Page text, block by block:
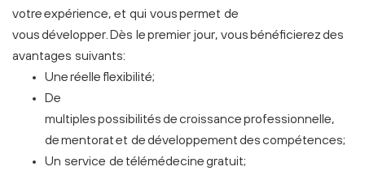
votre expérience, et qui vous permet de
vous développer. Dès le premier jour, vous bénéficierez des
avantages suivants:
Une réelle flexibilité;
De
multiples possibilités de croissance professionnelle,
de mentorat et de développement des compétences;
Un service de télémédecine gratuit;